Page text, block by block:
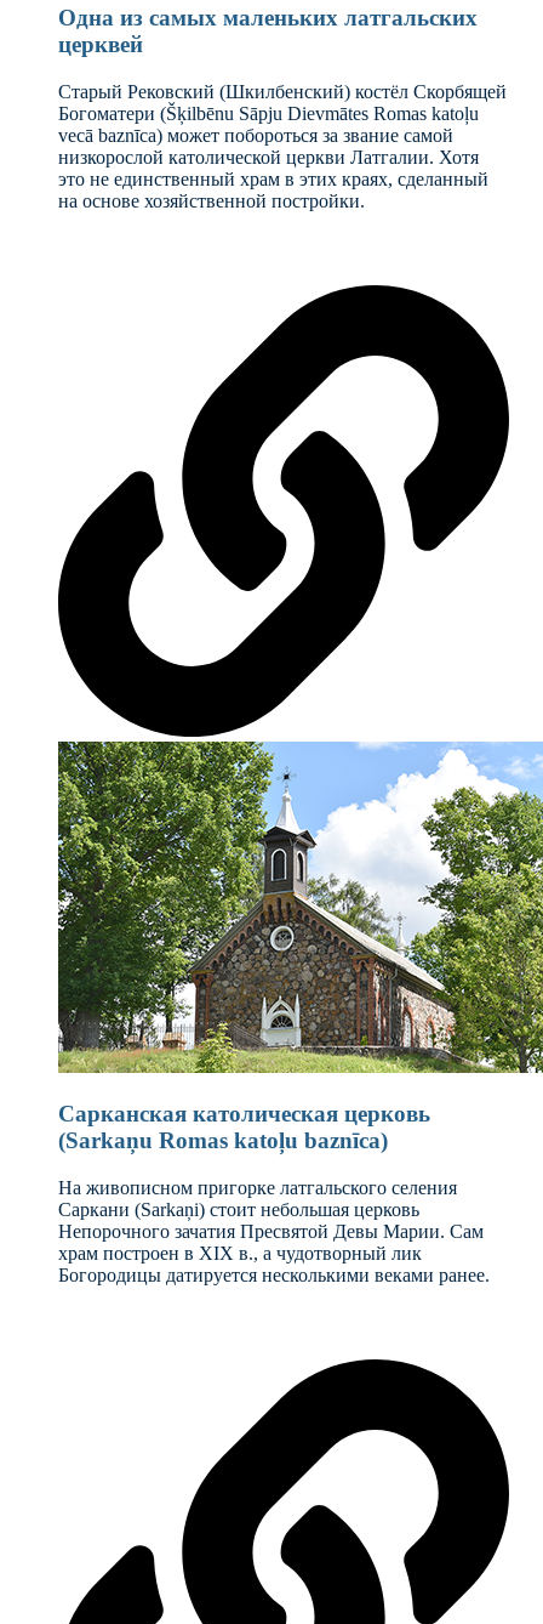
Одна из самых маленьких латгальских
церквей
Старый Рековский (Шкилбенский) костёл Скорбящей
Богоматери (Šķilbēnu Sāpju Dievmātes Romas katoļu
vecā baznīca) может побороться за звание самой
низкорослой католической церкви Латгалии. Хотя
это не единственный храм в этих краях, сделанный
на основе хозяйственной постройки.
Сарканская католическая церковь
(Sarkaņu Romas katoļu baznīca)
На живописном пригорке латгальского селения
Саркани (Sarkaņi) стоит небольшая церковь
Непорочного зачатия Пресвятой Девы Марии. Сам
храм построен в XIX в., а чудотворный лик
Богородицы датируется несколькими веками ранее.